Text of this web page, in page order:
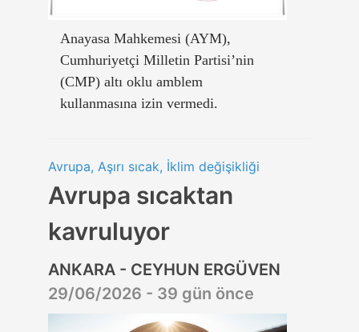
Anayasa Mahkemesi (AYM),
Cumhuriyetçi Milletin Partisi’nin
(CMP) altı oklu amblem
kullanmasına izin vermedi.
Avrupa, Aşırı sıcak, İklim değişikliği
Avrupa sıcaktan
kavruluyor
ANKARA - CEYHUN ERGÜVEN
29/06/2026 - 39 gün önce